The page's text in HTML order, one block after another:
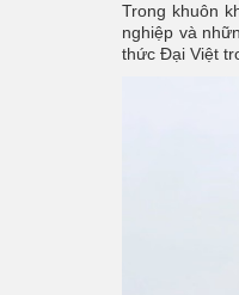
Trong khuôn
nghiệp và
thức Đại Việt